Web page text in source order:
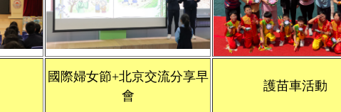
國際婦女節+北京交流分享早
會
護苗車活動